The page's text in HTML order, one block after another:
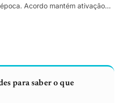
Acordo mantém ativação
para saber o que